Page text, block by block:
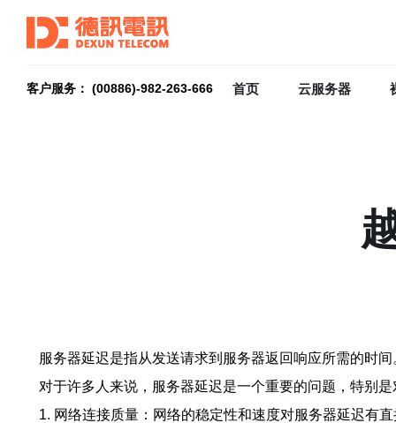
客户服务： (00886)-982-263-666 首页 云服务器
服务器延迟是指从发送请求到服务器返回响应所需的时
对于许多人来说，服务器延迟是一个重要的问题，特别
1. 网络连接质量：网络的稳定性和速度对服务器延迟有